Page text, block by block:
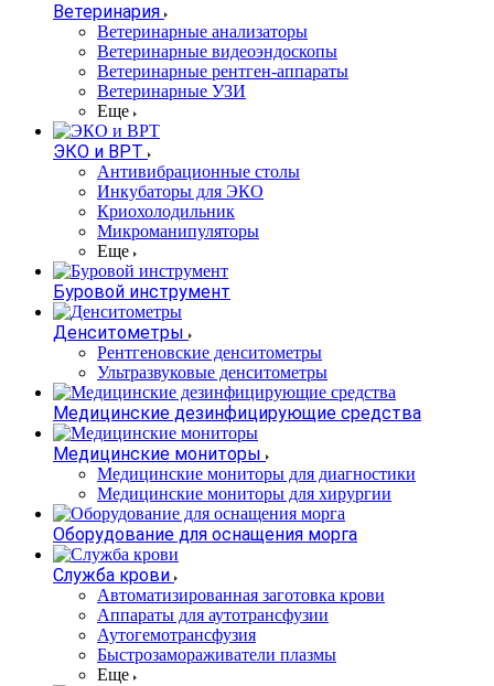
Ветеринария
Ветеринарные анализаторы
Ветеринарные видеоэндоскопы
Ветеринарные рентген-аппараты
Ветеринарные УЗИ
Еще
ЭКО и ВРТ
Антивибрационные столы
Инкубаторы для ЭКО
Криохолодильник
Микроманипуляторы
Еще
Буровой инструмент
Денситометры
Рентгеновские денситометры
Ультразвуковые денситометры
Медицинские дезинфицирующие средства
Медицинские мониторы
Медицинские мониторы для диагностики
Медицинские мониторы для хирургии
Оборудование для оснащения морга
Служба крови
Автоматизированная заготовка крови
Аппараты для аутотрансфузии
Аутогемотрансфузия
Быстрозамораживатели плазмы
Еще